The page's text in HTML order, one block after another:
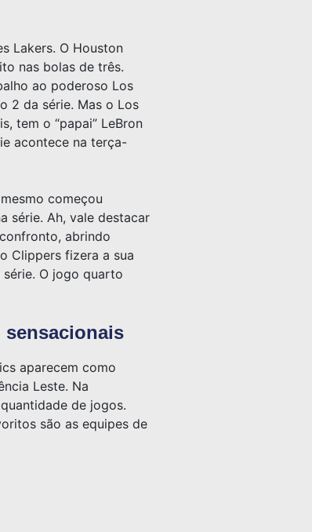
Lakers. O Houston
nas bolas de três.
ao poderoso Los
2 da série. Mas o Los
tem o “papai” LeBron
acontece na terça-
começou
série. Ah, vale destacar
abrindo
Clippers fizera a sua
O jogo quarto
sensacionais
aparecem como
Leste. Na
de jogos.
são as equipes de